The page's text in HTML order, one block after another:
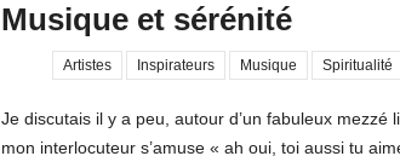
Musique et sérénité
Artistes Inspirateurs Musique Spiritualité
Je discutais il y a peu, autour d’un fabuleux mezzé
mon interlocuteur s’amuse « ah oui, toi aussi tu